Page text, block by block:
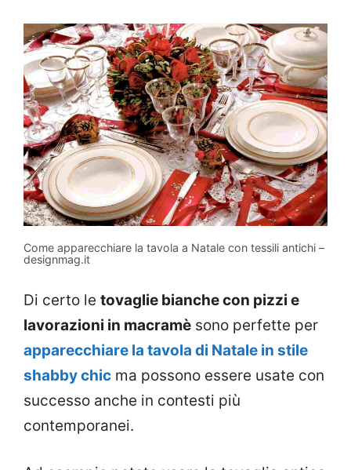
Come apparecchiare la tavola a Natale con tessili antichi –
designmag.it
Di certo le tovaglie bianche con pizzi e
lavorazioni in macramè sono perfette per
apparecchiare la tavola di Natale in stile
shabby chic ma possono essere usate con
successo anche in contesti più
contemporanei.